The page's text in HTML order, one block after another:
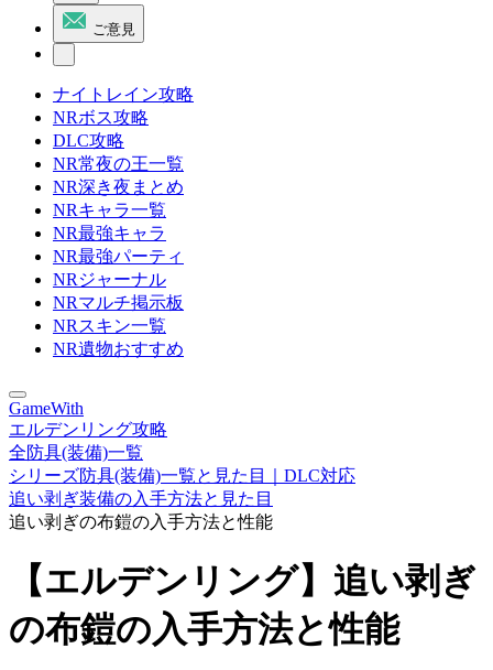
ご意見
ナイトレイン攻略
NRボス攻略
DLC攻略
NR常夜の王一覧
NR深き夜まとめ
NRキャラ一覧
NR最強キャラ
NR最強パーティ
NRジャーナル
NRマルチ掲示板
NRスキン一覧
NR遺物おすすめ
GameWith
エルデンリング攻略
全防具(装備)一覧
シリーズ防具(装備)一覧と見た目｜DLC対応
追い剥ぎ装備の入手方法と見た目
追い剥ぎの布鎧の入手方法と性能
【エルデンリング】追い剥ぎ
の布鎧の入手方法と性能